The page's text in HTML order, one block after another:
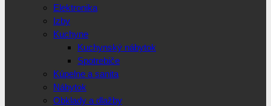
Elektronika
Izby
Kuchyne
Kuchynský nábytok
Spotrebiče
Kúpelne a sanita
Nábytok
Obklady a dlažby